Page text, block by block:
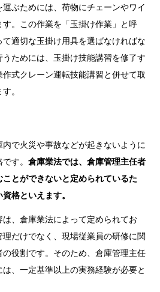
ぶためには、荷物にチェーンやワイ
。この作業を「玉掛け作業」と呼
適切な玉掛け用具を選ばなければな
ためには、玉掛け技能講習を修了す
式クレーン運転技能講習と併せて取
。
で火災や事故などが起きないように
す。 倉庫業法では、倉庫管理主任者
とができないと定められているた
格といえます。
、倉庫業法によって定められてお
理だけでなく、現場従業員の研修に関
役割です。そのため、倉庫管理主任
、一定基準以上の実務経験が必要と